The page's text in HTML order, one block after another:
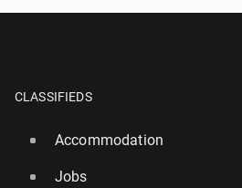
CLASSIFIEDS
Accommodation
Jobs